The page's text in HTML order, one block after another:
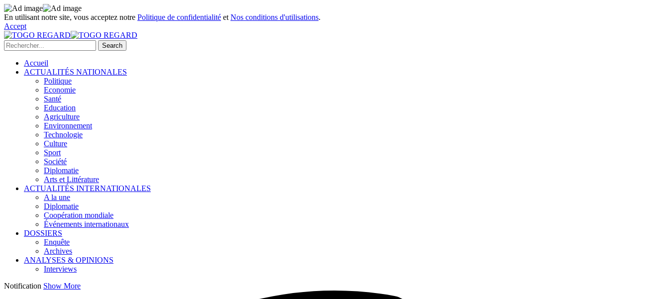
En utilisant notre site, vous acceptez notre Politique de confidentialité et Nos conditions d'utilisations.
Accept
Accueil
ACTUALITÉS NATIONALES
Politique
Economie
Santé
Education
Agriculture
Environnement
Technologie
Culture
Sport
Société
Diplomatie
Arts et Littérature
ACTUALITÉS INTERNATIONALES
A la une
Diplomatie
Coopération mondiale
Événements internationaux
DOSSIERS
Enquête
Archives
ANALYSES & OPINIONS
Interviews
Notification Show More